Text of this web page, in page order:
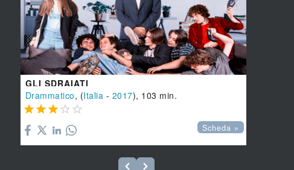
GLI SDRAIATI
Drammatico, (Italia - 2017), 103 min.
    
Scheda »